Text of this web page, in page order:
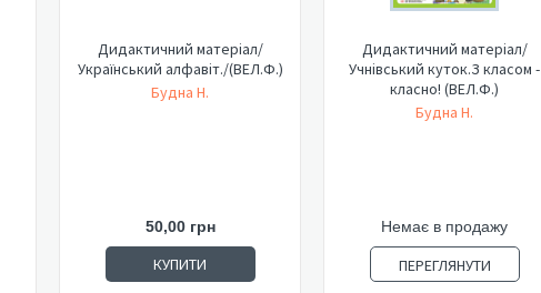
Дидактичний матеріал/
Український алфавіт./(ВЕЛ.Ф.)
Будна Н.
50,00 грн
КУПИТИ
Дидактичний матеріал/
Учнівський куток.З класом -
класно! (ВЕЛ.Ф.)
Будна Н.
Немає в продажу
ПЕРЕГЛЯНУТИ